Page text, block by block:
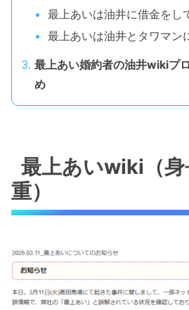
最上あいは油井に借金をし
最上あいは油井とタワマン
最上あい婚約者の油井wikiプ
め
最上あいwiki（身
重）